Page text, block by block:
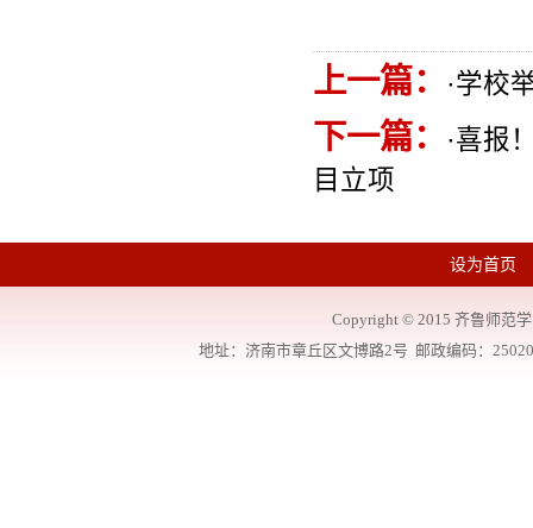
上一篇： ·学校
下一篇： ·喜报
目立项
设为首页
Copyright © 2015 齐鲁师范
地址：济南市章丘区文博路2号 邮政编码：